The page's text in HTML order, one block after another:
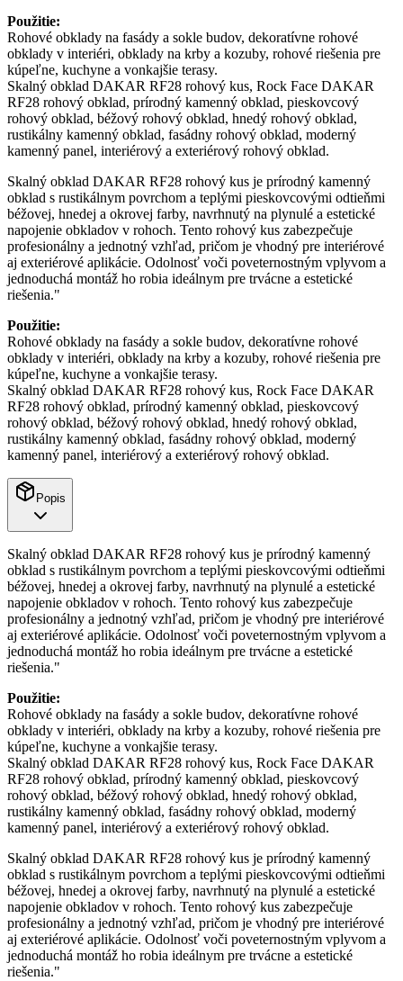
Použitie:
Rohové obklady na fasády a sokle budov, dekoratívne rohové
obklady v interiéri, obklady na krby a kozuby, rohové riešenia pre
kúpeľne, kuchyne a vonkajšie terasy.
Skalný obklad DAKAR RF28 rohový kus, Rock Face DAKAR
RF28 rohový obklad, prírodný kamenný obklad, pieskovcový
rohový obklad, béžový rohový obklad, hnedý rohový obklad,
rustikálny kamenný obklad, fasádny rohový obklad, moderný
kamenný panel, interiérový a exteriérový rohový obklad.
Skalný obklad DAKAR RF28 rohový kus je prírodný kamenný
obklad s rustikálnym povrchom a teplými pieskovcovými odtieňmi
béžovej, hnedej a okrovej farby, navrhnutý na plynulé a estetické
napojenie obkladov v rohoch. Tento rohový kus zabezpečuje
profesionálny a jednotný vzhľad, pričom je vhodný pre interiérové
aj exteriérové aplikácie. Odolnosť voči poveternostným vplyvom a
jednoduchá montáž ho robia ideálnym pre trvácne a estetické
riešenia."
Použitie:
Rohové obklady na fasády a sokle budov, dekoratívne rohové
obklady v interiéri, obklady na krby a kozuby, rohové riešenia pre
kúpeľne, kuchyne a vonkajšie terasy.
Skalný obklad DAKAR RF28 rohový kus, Rock Face DAKAR
RF28 rohový obklad, prírodný kamenný obklad, pieskovcový
rohový obklad, béžový rohový obklad, hnedý rohový obklad,
rustikálny kamenný obklad, fasádny rohový obklad, moderný
kamenný panel, interiérový a exteriérový rohový obklad.
Popis
Skalný obklad DAKAR RF28 rohový kus je prírodný kamenný
obklad s rustikálnym povrchom a teplými pieskovcovými odtieňmi
béžovej, hnedej a okrovej farby, navrhnutý na plynulé a estetické
napojenie obkladov v rohoch. Tento rohový kus zabezpečuje
profesionálny a jednotný vzhľad, pričom je vhodný pre interiérové
aj exteriérové aplikácie. Odolnosť voči poveternostným vplyvom a
jednoduchá montáž ho robia ideálnym pre trvácne a estetické
riešenia."
Použitie:
Rohové obklady na fasády a sokle budov, dekoratívne rohové
obklady v interiéri, obklady na krby a kozuby, rohové riešenia pre
kúpeľne, kuchyne a vonkajšie terasy.
Skalný obklad DAKAR RF28 rohový kus, Rock Face DAKAR
RF28 rohový obklad, prírodný kamenný obklad, pieskovcový
rohový obklad, béžový rohový obklad, hnedý rohový obklad,
rustikálny kamenný obklad, fasádny rohový obklad, moderný
kamenný panel, interiérový a exteriérový rohový obklad.
Skalný obklad DAKAR RF28 rohový kus je prírodný kamenný
obklad s rustikálnym povrchom a teplými pieskovcovými odtieňmi
béžovej, hnedej a okrovej farby, navrhnutý na plynulé a estetické
napojenie obkladov v rohoch. Tento rohový kus zabezpečuje
profesionálny a jednotný vzhľad, pričom je vhodný pre interiérové
aj exteriérové aplikácie. Odolnosť voči poveternostným vplyvom a
jednoduchá montáž ho robia ideálnym pre trvácne a estetické
riešenia."